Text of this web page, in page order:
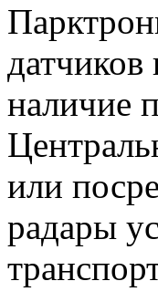
наличие
или
радары